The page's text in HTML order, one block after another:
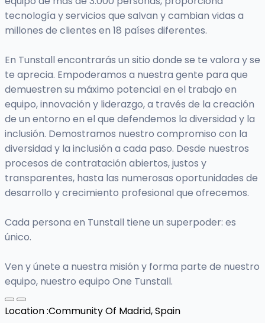
tecnología y servicios que salvan y cambian vidas a
millones de clientes en 18 países diferentes.
En Tunstall encontrarás un sitio donde se te valora y se
te aprecia. Empoderamos a nuestra gente para que
demuestren su máximo potencial en el trabajo en
equipo, innovación y liderazgo, a través de la creación
de un entorno en el que defendemos la diversidad y la
inclusión. Demostramos nuestro compromiso con la
diversidad y la inclusión a cada paso. Desde nuestros
procesos de contratación abiertos, justos y
transparentes, hasta las numerosas oportunidades de
desarrollo y crecimiento profesional que ofrecemos.
Cada persona en Tunstall tiene un superpoder: es
único.
Ven y únete a nuestra misión y forma parte de nuestro
equipo, nuestro equipo One Tunstall.
Location :Community Of Madrid, Spain